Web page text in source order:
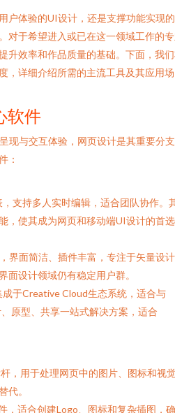
户体验的UI设计，还是支撑功能实现
对于希望进入或已在这一领域工作的
升效率和作品质量的基础。下面，我
，详细介绍所需的主流工具及其应用场
软件
现与交互体验，网页设计是其重要分
：
，支持多人实时编辑，适合团队协作。
，使其成为网页和移动端UI设计的首
界面简洁、插件丰富，专注于矢量设
面设计领域仍有稳定用户群。
成于Creative Cloud生态系统，适合与
原型、共享一站式解决方案，适合
杆，用于处理网页中的图片、图标和视
代。
，适合创建Logo、图标和复杂插图，